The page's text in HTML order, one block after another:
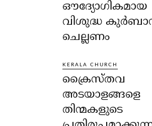
ഔദ്യോഗികമായ
വിശുദ്ധ
ചെല്ലണം
KERALA CHURCH
ക്രൈസ്തവ
അടയാളങ്ങളെ
തിന്മകളുടെ